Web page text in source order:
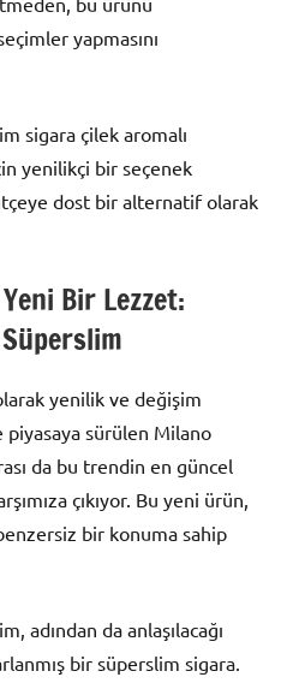
yapmasını
sigara çilek aromalı
yenilikçi bir seçenek
dost bir alternatif olarak
Bir Lezzet:
yenilik ve değişim
piyasaya sürülen Milano
da bu trendin en güncel
çıkıyor. Bu yeni ürün,
bir konuma sahip
adından da anlaşılacağı
bir süperslim sigara.